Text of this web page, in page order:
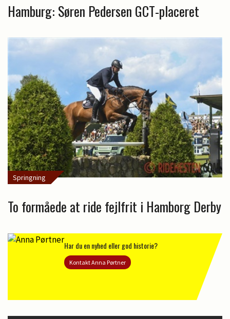
Hamburg: Søren Pedersen GCT-placeret
Springning
To formåede at ride fejlfrit i Hamborg Derby
Har du en nyhed eller god historie?
Kontakt Anna Pørtner